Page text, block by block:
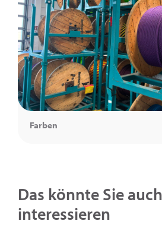
Farben
Das könnte Sie auch
interessieren